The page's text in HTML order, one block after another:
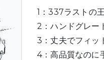
1：337ラストの
2：ハンドグレー
3：丈夫でフィッ
4：高品質なのに